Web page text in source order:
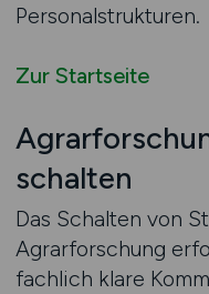
Personalstrukturen.
Zur Startseite
schalten
Das Schalten von
Agrarforschung
fachlich klare